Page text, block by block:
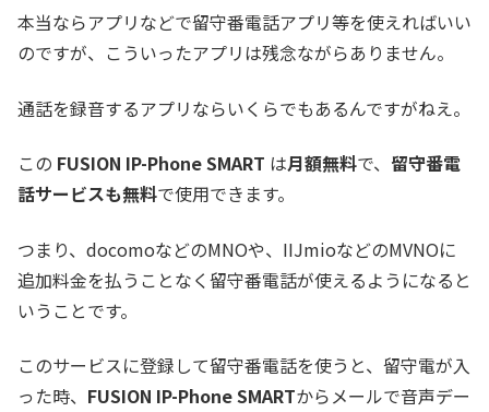
本当ならアプリなどで留守番電話アプリ等を使えればいい
のですが、こういったアプリは残念ながらありません。
通話を録音するアプリならいくらでもあるんですがねえ。
この FUSION IP-Phone SMART は月額無料で、 留守番電
話サービスも無料で使用できます。
つまり、docomoなどのMNOや、IIJmioなどのMVNOに
追加料金を払うことなく留守番電話が使えるようになると
いうことです。
このサービスに登録して留守番電話を使うと、留守電が入
った時、 FUSION IP-Phone SMARTからメールで音声デー